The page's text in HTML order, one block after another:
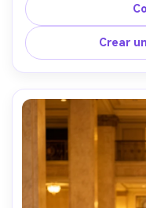
soñador, disparado
cintura-
fotorealista,
iluminación
Crear